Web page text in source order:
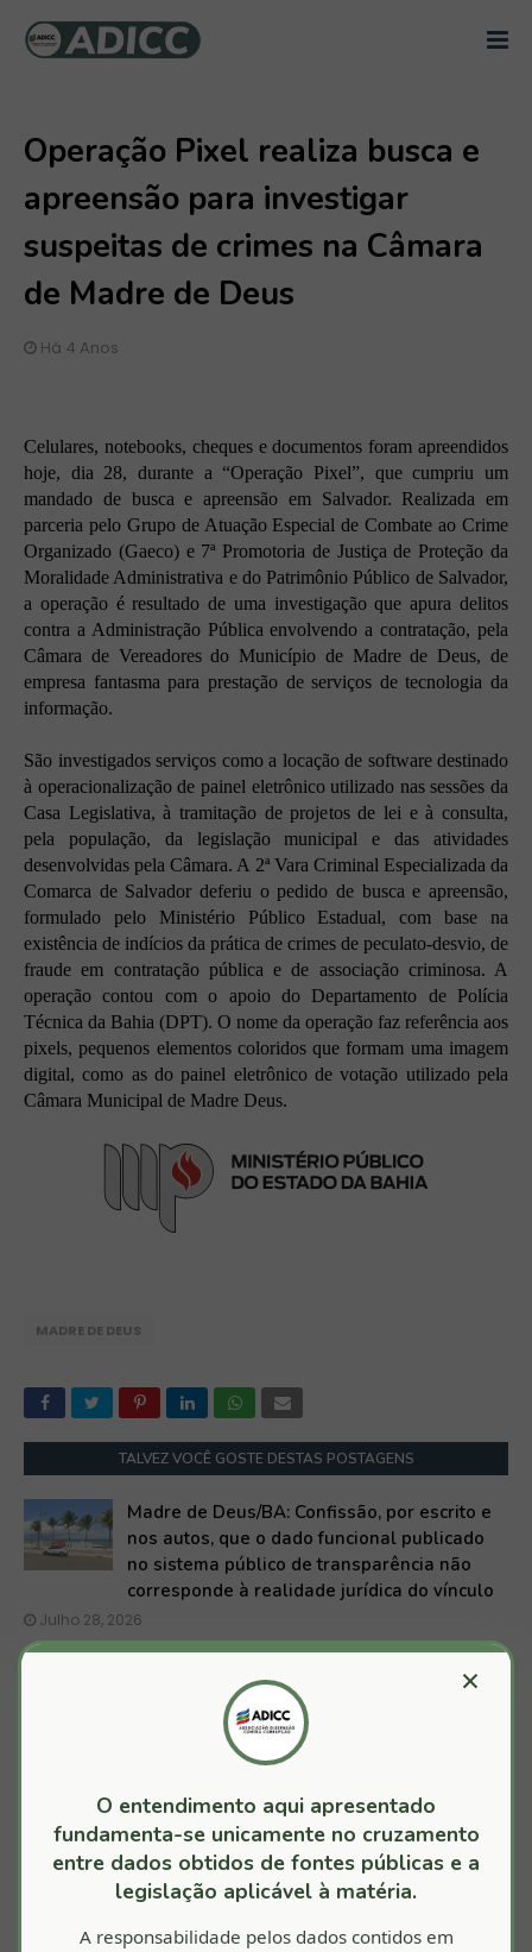
Operação Pixel realiza busca e
apreensão para investigar
suspeitas de crimes na Câmara
de Madre de Deus
Há 4 Anos
Celulares, notebooks, cheques e documentos foram apreendidos
hoje, dia 28, durante a “Operação Pixel”, que cumpriu um
mandado de busca e apreensão em Salvador. Realizada em
parceria pelo Grupo de Atuação Especial de Combate ao Crime
Organizado (Gaeco) e 7ª Promotoria de Justiça de Proteção da
Moralidade Administrativa e do Patrimônio Público de Salvador,
a operação é resultado de uma investigação que apura delitos
contra a Administração Pública envolvendo a contratação, pela
Câmara de Vereadores do Município de Madre de Deus, de
empresa fantasma para prestação de serviços de tecnologia da
informação.
São investigados serviços como a locação de software destinado
à operacionalização de painel eletrônico utilizado nas sessões da
Casa Legislativa, à tramitação de projetos de lei e à consulta,
pela população, da legislação municipal e das atividades
desenvolvidas pela Câmara. A 2ª Vara Criminal Especializada da
Comarca de Salvador deferiu o pedido de busca e apreensão,
formulado pelo Ministério Público Estadual, com base na
existência de indícios da prática de crimes de peculato-desvio, de
fraude em contratação pública e de associação criminosa. A
operação contou com o apoio do Departamento de Polícia
Técnica da Bahia (DPT). O nome da operação faz referência aos
pixels, pequenos elementos coloridos que formam uma imagem
digital, como as do painel eletrônico de votação utilizado pela
Câmara Municipal de Madre Deus.
MADRE DE DEUS
TALVEZ VOCÊ GOSTE DESTAS POSTAGENS
Madre de Deus/BA: Confissão, por escrito e
nos autos, que o dado funcional publicado
no sistema público de transparência não
corresponde à realidade jurídica do vínculo
Julho 28, 2026
Madre de Deus/BA: Carro oficial do prefeito
já custou R$ 1 milhão aos cofres públicos
Junho 24, 2026
Madre de Deus/BA: Prefeitura é denunciada
ao MPBA por abastecer com dinheiro público
veículo usado por particular + 32 multas
Junho 19, 2026
×
O entendimento aqui apresentado
fundamenta-se unicamente no cruzamento
entre dados obtidos de fontes públicas e a
legislação aplicável à matéria.
A responsabilidade pelos dados contidos em